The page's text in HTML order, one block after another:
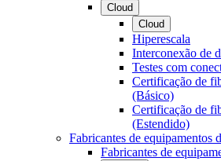
Cloud
Cloud
Hiperescala
Interconexão de
Testes com
Certificação de
(Básico)
Certificação de
(Estendido)
Fabricantes de equipamentos
Fabricantes de